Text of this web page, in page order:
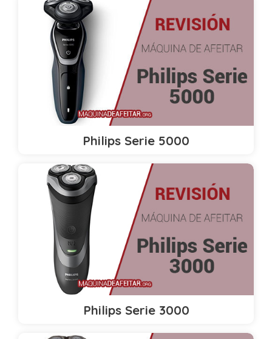
Philips Serie 5000
Philips Serie 3000